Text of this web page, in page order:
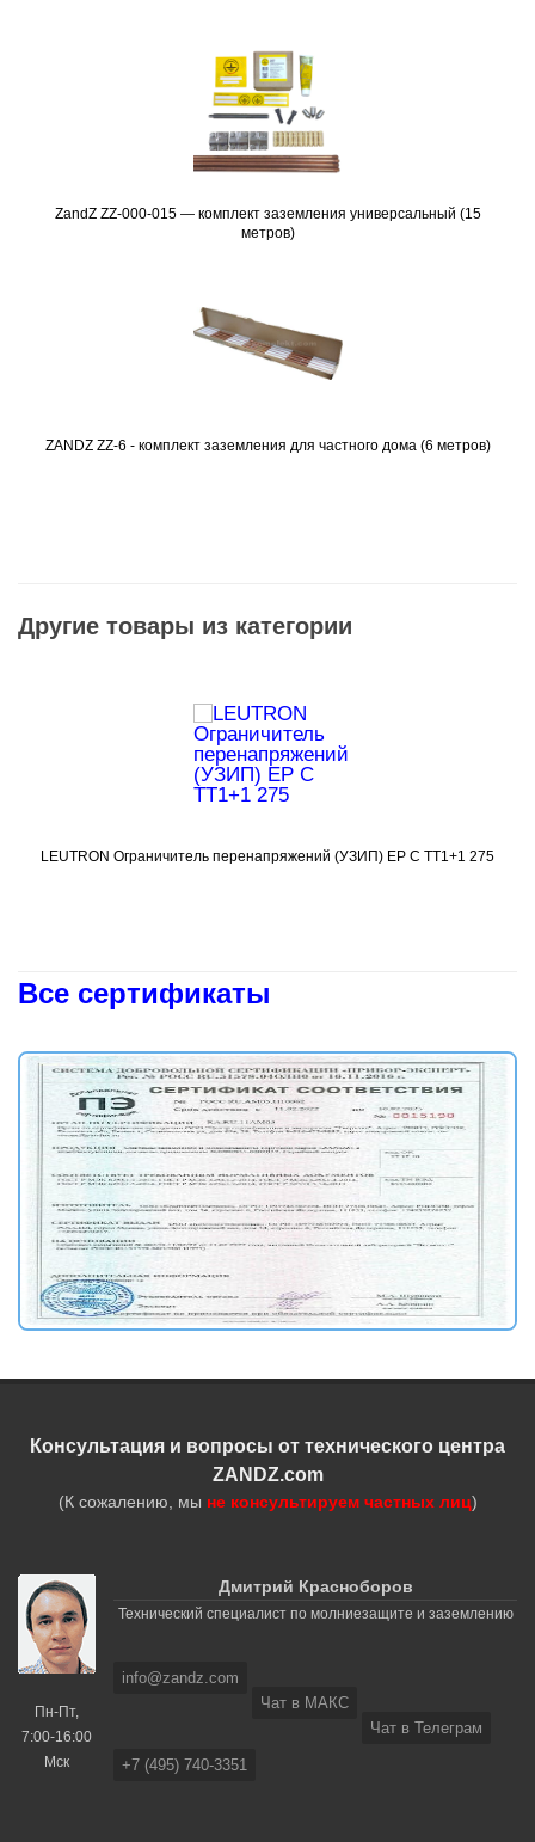
Подробнее
ZandZ ZZ-000-015 — комплект заземления универсальный (15
метров)
Подробнее
ZANDZ ZZ-6 - комплект заземления для частного дома (6 метров)
Другие товары из категории
Подробнее
LEUTRON Ограничитель перенапряжений (УЗИП) EP C TT1+1 275
Все сертификаты
Консультация и вопросы от технического центра
ZANDZ.com
(К сожалению, мы не консультируем частных лиц)
Пн-Пт,
7:00-16:00
Мск
Дмитрий Красноборов
Технический специалист по молниезащите и заземлению
info@zandz.com
Чат в МАКС
Чат в Телеграм
+7 (495) 740-3351